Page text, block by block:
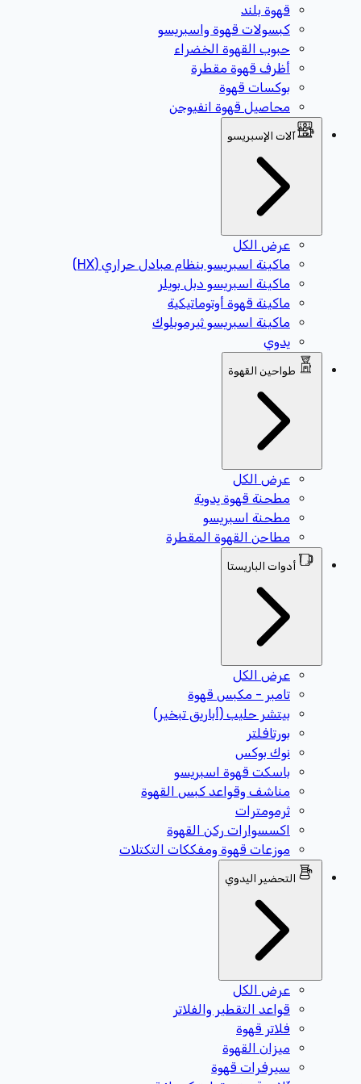
قهوة بلند
كبسولات قهوة واسبريسو
حبوب القهوة الخضراء
أظرف قهوة مقطرة
بوكسات قهوة
محاصيل قهوة انفيوجن
آلات الإسبريسو
عرض الكل
ماكينة اسبريسو بنظام مبادل حراري (HX)
ماكينة اسبريسو دبل بويلر
ماكينة قهوة أوتوماتيكية
ماكينة اسبريسو ثيرموبلوك
يدوي
طواحين القهوة
عرض الكل
مطحنة قهوة يدوية
مطحنة اسبريسو
مطاحن القهوة المقطرة
أدوات الباريستا
عرض الكل
تامبر - مكبس قهوة
بيتشر حليب (أباريق تبخير)
بورتافلتر
نوك بوكس
باسكت قهوة اسبريسو
مناشف وقواعد كبس القهوة
ثرمومترات
اكسسوارات ركن القهوة
موزعات قهوة ومفككات التكتلات
التحضير اليدوي
عرض الكل
قواعد التقطير والفلاتر
فلاتر قهوة
ميزان القهوة
سيرفرات قهوة